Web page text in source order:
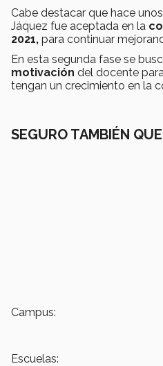
Cabe destacar que hace
Jáquez fue aceptada en la
2021, para continuar
En esta segunda fase se
motivación del docente
tengan un crecimiento en la
SEGURO TAMBIÉN
Campus:
Escuelas: